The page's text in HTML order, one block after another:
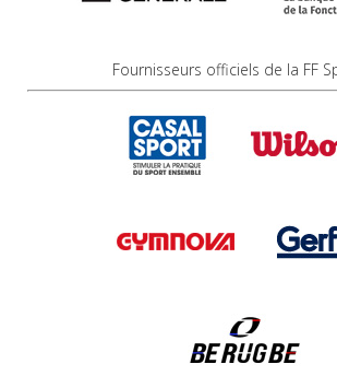
Fournisseurs officiels de la FF